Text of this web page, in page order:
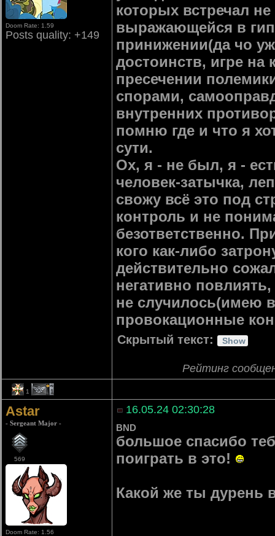
Doom Rate: 1.59
Posts quality: +149
которых встречал
выражающейся в
принижении(да чо
достоинств, игре
пресечении
спорами,
внутренних
помню где и что я
сути.
Ох, я - не был, я -
человек-затычка,
свожу всё это под
контроль и не
безответственно.
кого как-либо
действительно
негативно
не случилось(имею
провокационные
Скрытый текст:
Рейтинг
1 1
Astar
- Sergeant Major -
569
Doom Rate: 1.56
16.05.24 02:30:28
BND
большое спасибо
поиграть в это!
Какой же ты дурень